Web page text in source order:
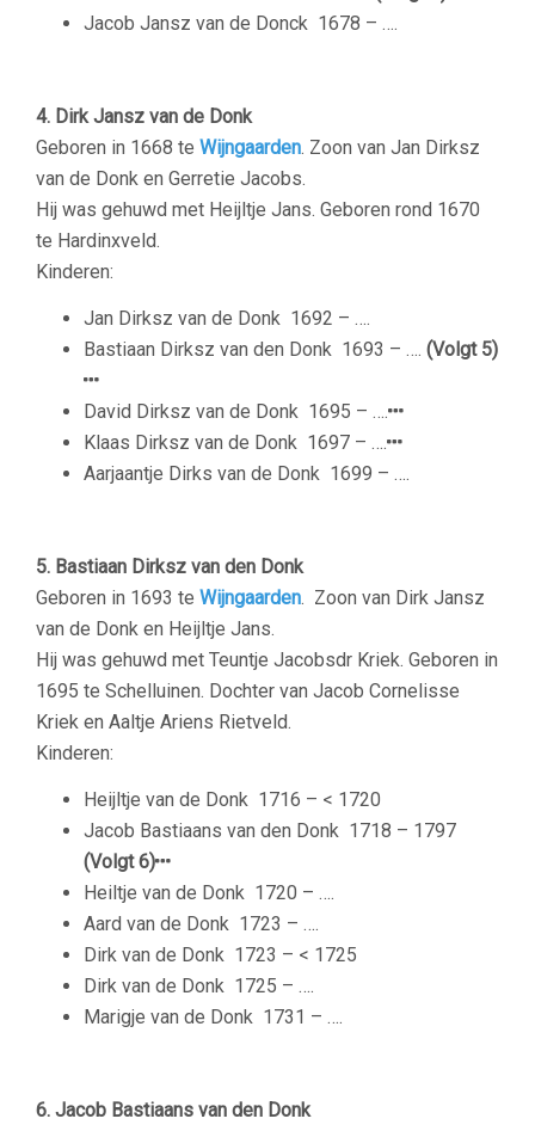
Jacob Jansz van de Donck 1678 – ….
4. Dirk Jansz van de Donk
Geboren in 1668 te Wijngaarden. Zoon van Jan Dirksz
van de Donk en Gerretie Jacobs.
Hij was gehuwd met Heijltje Jans. Geboren rond 1670
te Hardinxveld.
Kinderen:
Jan Dirksz van de Donk 1692 – ….
Bastiaan Dirksz van den Donk 1693 – …. (Volgt 5)
David Dirksz van de Donk 1695 – ….
Klaas Dirksz van de Donk 1697 – ….
Aarjaantje Dirks van de Donk 1699 – ….
5. Bastiaan Dirksz van den Donk
Geboren in 1693 te Wijngaarden. Zoon van Dirk Jansz
van de Donk en Heijltje Jans.
Hij was gehuwd met Teuntje Jacobsdr Kriek. Geboren in
1695 te Schelluinen. Dochter van Jacob Cornelisse
Kriek en Aaltje Ariens Rietveld.
Kinderen:
Heijltje van de Donk 1716 – < 1720
Jacob Bastiaans van den Donk 1718 – 1797
(Volgt 6)
Heiltje van de Donk 1720 – ….
Aard van de Donk 1723 – ….
Dirk van de Donk 1723 – < 1725
Dirk van de Donk 1725 – ….
Marigje van de Donk 1731 – ….
6. Jacob Bastiaans van den Donk